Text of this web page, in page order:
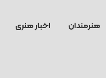
هنرمندان اخبار هنری